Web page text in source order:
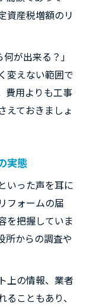
資産税増額のリ
が出来る？」
変えない範囲で
費用よりも工事
えておきましょ
実態
いった声を耳に
フォームの届
を把握していま
所からの調査や
上の情報、業者
こともあり、